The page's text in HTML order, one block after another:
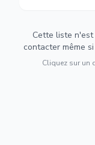
Cette liste
contacter même
Cliquez sur un